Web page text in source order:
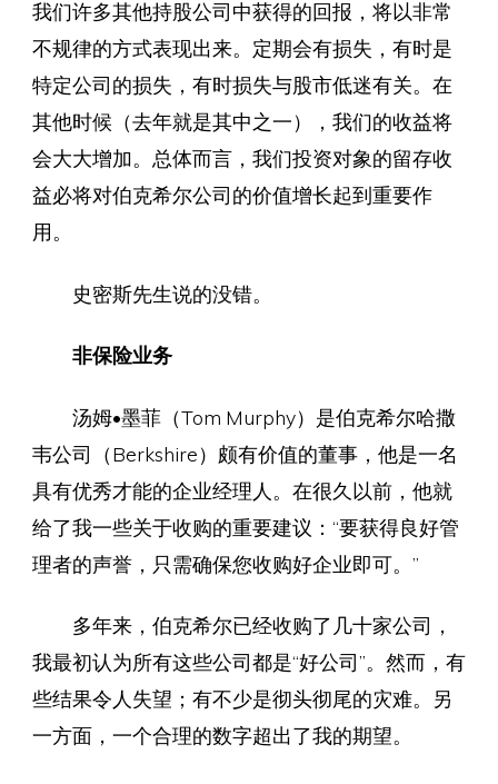
我们许多其他持股公司中获得的回报，将以非常
不规律的方式表现出来。定期会有损失，有时是
特定公司的损失，有时损失与股市低迷有关。在
其他时候（去年就是其中之一），我们的收益将
会大大增加。总体而言，我们投资对象的留存收
益必将对伯克希尔公司的价值增长起到重要作
用。
史密斯先生说的没错。
非保险业务
汤姆•墨菲（Tom Murphy）是伯克希尔哈撒
韦公司（Berkshire）颇有价值的董事，他是一名
具有优秀才能的企业经理人。在很久以前，他就
给了我一些关于收购的重要建议：“要获得良好管
理者的声誉，只需确保您收购好企业即可。”
多年来，伯克希尔已经收购了几十家公司，
我最初认为所有这些公司都是“好公司”。然而，有
些结果令人失望；有不少是彻头彻尾的灾难。另
一方面，一个合理的数字超出了我的期望。